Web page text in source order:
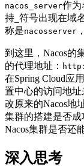
nacos_server作为
持 符号出现在域
称是nacosserver
到这里，Nacos的
的代理地址：
在Spring Cloud应
置中心的访问地
改原来的Nacos地
集群的搭建是否
Nacos集群是否还
深入思考